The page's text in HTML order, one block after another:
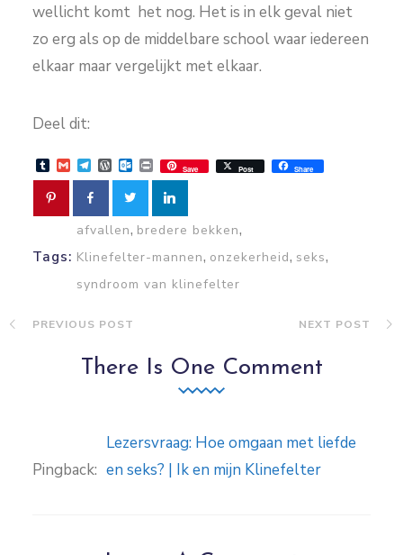
wellicht komt het nog. Het is in elk geval niet
zo erg als op de middelbare school waar iedereen
elkaar maar vergelijkt met elkaar.
Deel dit:
Tumblr
GmailTelegram
WordPress
Outlook.com
PrintSave Post Share
Tags:
afvallen, bredere bekken,
Klinefelter-mannen, onzekerheid, seks,
syndroom van klinefelter
PREVIOUS POST NEXT POST
There Is One Comment
Pingback:
Lezersvraag: Hoe omgaan met liefde
en seks? | Ik en mijn Klinefelter